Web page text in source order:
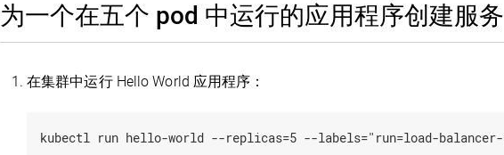
为一个在五个 pod 中运行的应用程序创建服务
在集群中运行 Hello World 应用程序：